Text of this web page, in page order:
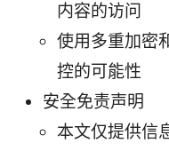
内容的访问
使用多重加密
控的可能性
安全免责声明
本文仅提供信